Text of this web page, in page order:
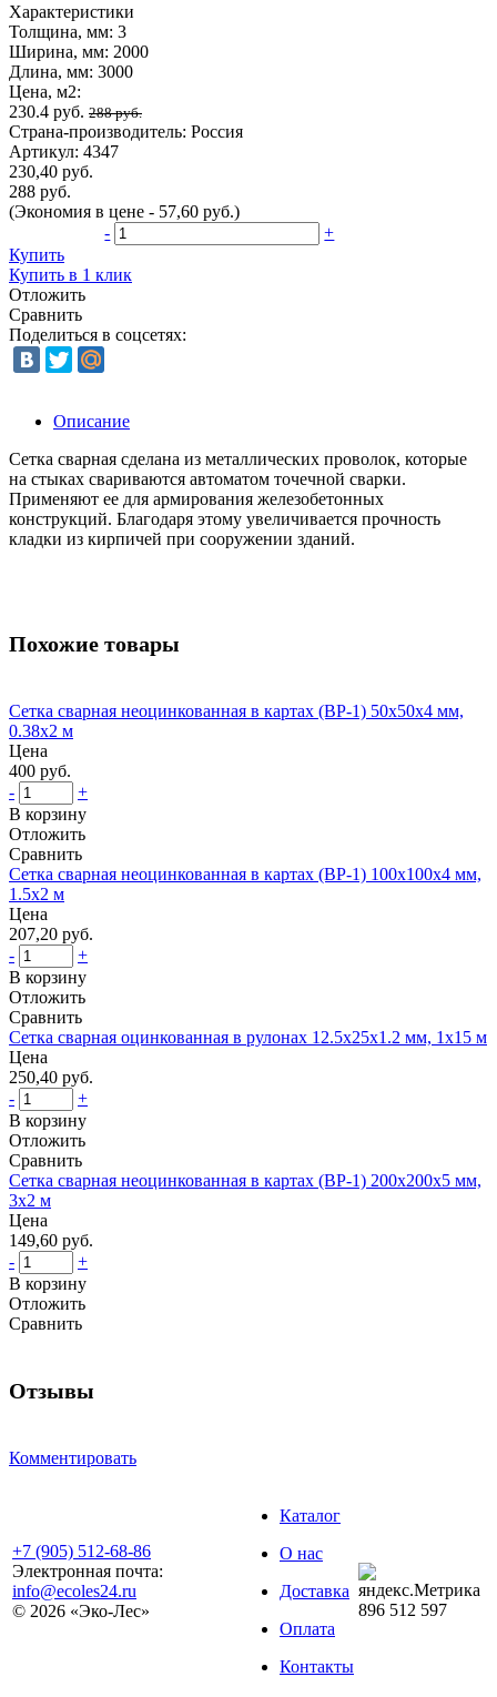
Характеристики
Толщина, мм: 3
Ширина, мм: 2000
Длина, мм: 3000
Цена, м2:
230.4 руб. 288 руб.
Страна-производитель: Россия
Артикул: 4347
230,40 руб.
288 руб.
(Экономия в цене - 57,60 руб.)
-
+
Купить
Купить в 1 клик
Отложить
Сравнить
Поделиться в соцсетях:
Описание
Сетка сварная сделана из металлических проволок, которые
на стыках свариваются автоматом точечной сварки.
Применяют ее для армирования железобетонных
конструкций. Благодаря этому увеличивается прочность
кладки из кирпичей при сооружении зданий.
Похожие товары
Сетка сварная неоцинкованная в картах (ВР-1) 50x50x4 мм,
0.38x2 м
Цена
400 руб.
-
+
В корзину
Отложить
Сравнить
Сетка сварная неоцинкованная в картах (ВР-1) 100x100x4 мм,
1.5x2 м
Цена
207,20 руб.
-
+
В корзину
Отложить
Сравнить
Сетка сварная оцинкованная в рулонах 12.5x25x1.2 мм, 1x15 м
Цена
250,40 руб.
-
+
В корзину
Отложить
Сравнить
Сетка сварная неоцинкованная в картах (ВР-1) 200x200x5 мм,
3x2 м
Цена
149,60 руб.
-
+
В корзину
Отложить
Сравнить
Отзывы
Комментировать
+7 (905) 512-68-86
Электронная почта:
info@ecoles24.ru
© 2026 «Эко-Лес»
Каталог
О нас
Доставка
Оплата
Контакты
896 512 597